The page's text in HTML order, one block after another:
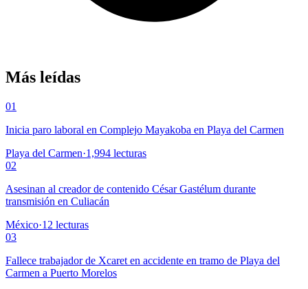
Más leídas
01
Inicia paro laboral en Complejo Mayakoba en Playa del Carmen
Playa del Carmen·1,994 lecturas
02
Asesinan al creador de contenido César Gastélum durante
transmisión en Culiacán
México·12 lecturas
03
Fallece trabajador de Xcaret en accidente en tramo de Playa del
Carmen a Puerto Morelos